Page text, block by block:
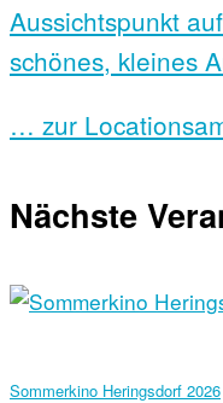
Aussichtspunkt
schönes, kleines
… zur
Nächste
Sommerkino Heringsdorf 2026